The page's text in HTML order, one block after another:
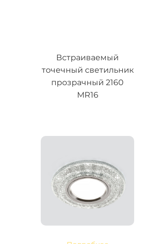
Встраиваемый
точечный светильник
прозрачный 2160
MR16